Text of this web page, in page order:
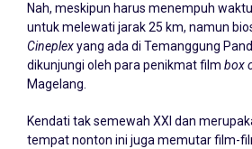
Nah, meskipun harus menempuh
untuk melewati jarak 25 km, namun
Cineplexyang ada di Temanggung
dikunjungi oleh para penikmat film box
Magelang.
Kendati tak semewah XXI dan
tempat nonton ini juga memutar film-